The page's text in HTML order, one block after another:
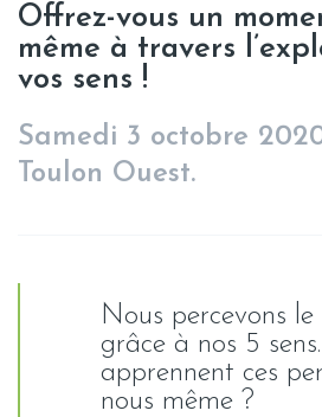
Offrez-vous un
même à travers
vos sens !
Samedi 3 octobre
Toulon Ouest.
Nous percevons
grâce à nos 5
apprennent ces
nous même ?